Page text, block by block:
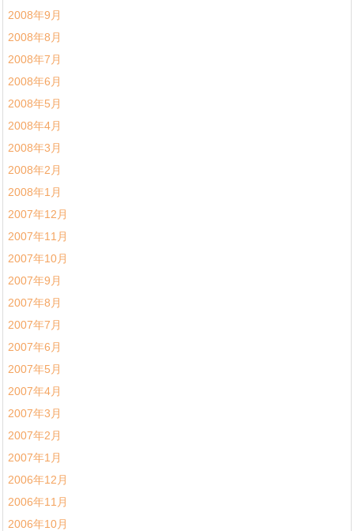
2008年9月
2008年8月
2008年7月
2008年6月
2008年5月
2008年4月
2008年3月
2008年2月
2008年1月
2007年12月
2007年11月
2007年10月
2007年9月
2007年8月
2007年7月
2007年6月
2007年5月
2007年4月
2007年3月
2007年2月
2007年1月
2006年12月
2006年11月
2006年10月